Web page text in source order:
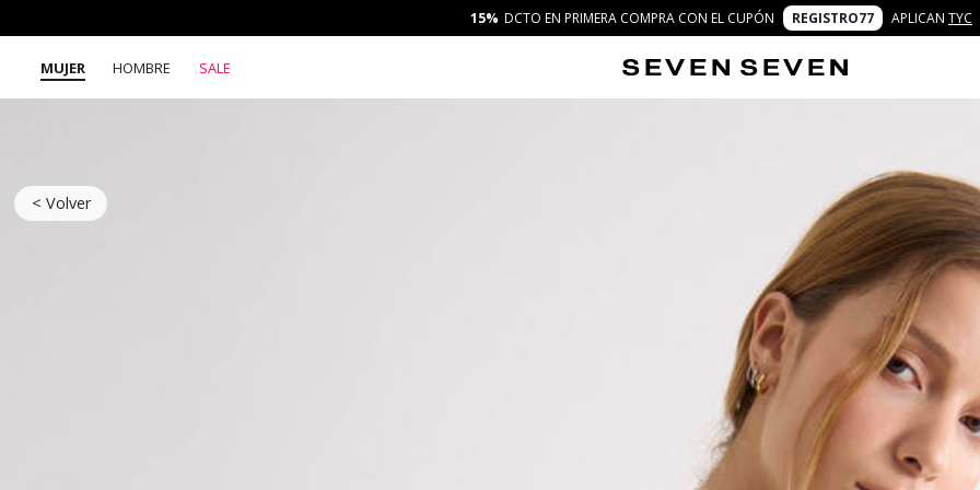
15% DCTO EN PRIMERA COMPRA CON EL CUPÓN REGISTRO77 APLICAN TYC
MUJER HOMBRE SALE
< Volver